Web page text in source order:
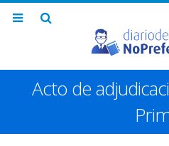
Acto de